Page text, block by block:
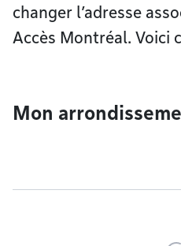
changer l’adresse
Accès Montréal. Voici
Mon